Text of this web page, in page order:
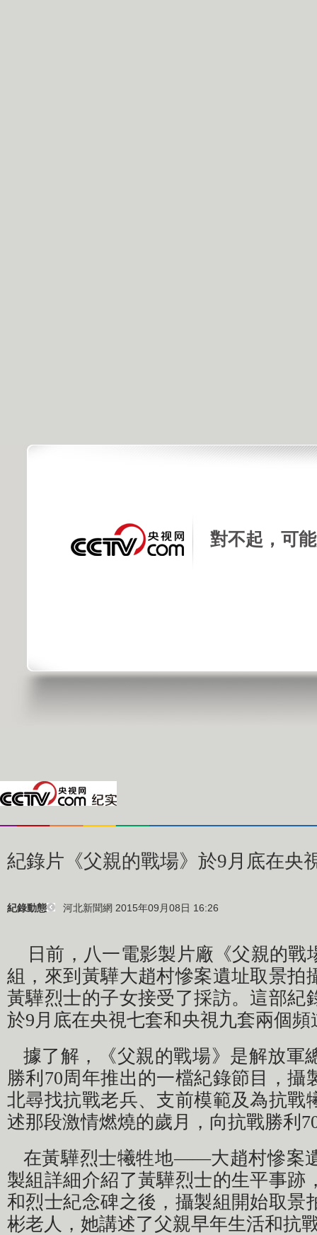
對不起，可
紀錄片《父親的戰場》於9月底在央
紀錄動態 河北新聞網 2015年09月08日 16:26
日前，八一電影製片廠《父親的戰
組，來到黃驊大趙村慘案遺址取景拍
黃驊烈士的子女接受了採訪。這部紀
於9月底在央視七套和央視九套兩個頻
據了解，《父親的戰場》是解放軍
勝利70周年推出的一檔紀錄節目，攝
北尋找抗戰老兵、支前模範及為抗戰
述那段激情燃燒的歲月，向抗戰勝利
在黃驊烈士犧牲地——大趙村慘案
製組詳細介紹了黃驊烈士的生平事跡
和烈士紀念碑之後，攝製組開始取景
彬老人，她講述了父親早年生活和抗